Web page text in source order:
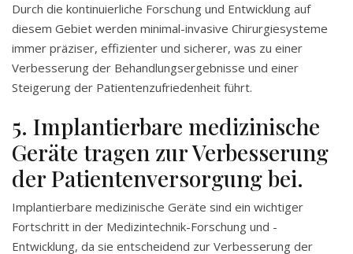
Durch die kontinuierliche Forschung und Entwicklung auf
diesem Gebiet werden minimal-invasive Chirurgiesysteme
immer präziser, effizienter und sicherer, was zu einer
Verbesserung der Behandlungsergebnisse und einer
Steigerung der Patientenzufriedenheit führt.
5. Implantierbare medizinische
Geräte tragen zur Verbesserung
der Patientenversorgung bei.
Implantierbare medizinische Geräte sind ein wichtiger
Fortschritt in der Medizintechnik-Forschung und -
Entwicklung, da sie entscheidend zur Verbesserung der